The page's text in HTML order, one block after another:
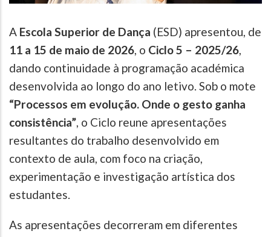
A Escola Superior de Dança (ESD) apresentou, de
11 a 15 de maio de 2026, o Ciclo 5 – 2025/26,
dando continuidade à programação académica
desenvolvida ao longo do ano letivo. Sob o mote
“Processos em evolução. Onde o gesto ganha
consistência”, o Ciclo reune apresentações
resultantes do trabalho desenvolvido em
contexto de aula, com foco na criação,
experimentação e investigação artística dos
estudantes.
As apresentações decorreram em diferentes